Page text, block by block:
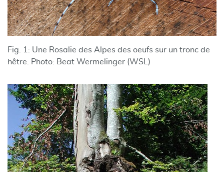
Fig. 1: Une Rosalie des Alpes des oeufs sur un tronc de
hêtre. Photo: Beat Wermelinger (WSL)